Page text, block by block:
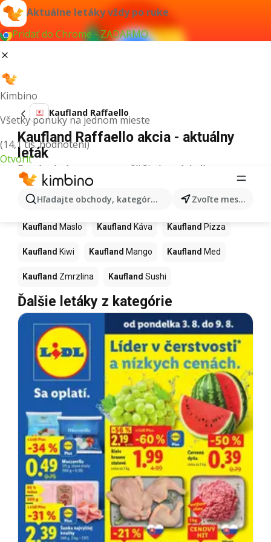
Aktuálne letáky vždy po ruke
Pridať do Chrome - ZADARMO
Kimbino
Všetky ponuky na jednom mieste
(14,1 tis. hodnotení)
Otvoriť
Hľadajte obchody, kategórie, produkty... Zvoľte mesto
Kaufland Raffaello
Kaufland Raffaello akcia - aktuálny
leták
Pre daný výraz sme nenašli žiadne výsledky.
Ďalšie produkty v obchodoch
Kaufland
Kaufland Maslo Kaufland Káva Kaufland Pizza
Kaufland Kiwi Kaufland Mango Kaufland Med
Kaufland Zmrzlina Kaufland Sushi
Ďalšie letáky z kategórie